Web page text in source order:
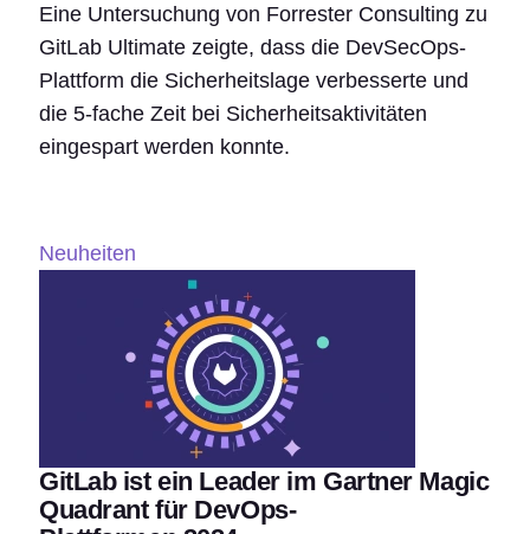
Eine Untersuchung von Forrester Consulting zu
GitLab Ultimate zeigte, dass die DevSecOps-
Plattform die Sicherheitslage verbesserte und
die 5-fache Zeit bei Sicherheitsaktivitäten
eingespart werden konnte.
Neuheiten
GitLab ist ein Leader im Gartner Magic
Quadrant für DevOps-